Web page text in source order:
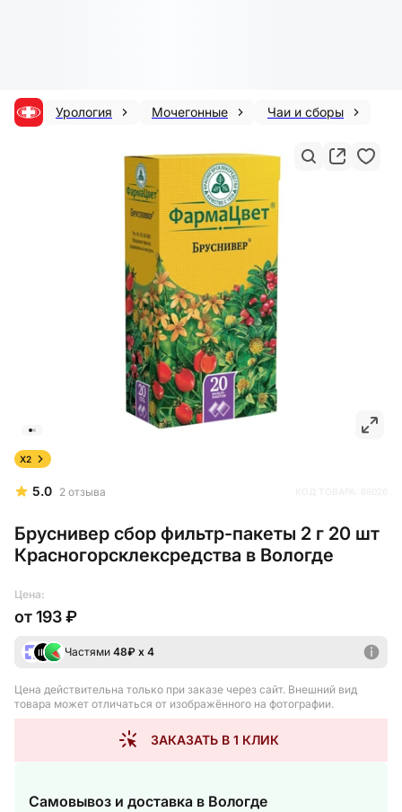
Урология Мочегонные Чаи и сборы
5.0 2 отзыва
Бруснивер сбор фильтр-пакеты 2 г 20 шт
Красногорсклексредства в Вологде
X2
Цена:
от193 ₽
Частями 48₽ х 4
Цена действительна только при заказе через сайт. Внешний вид
товара может отличаться от изображённого на фотографии.
ЗАКАЗАТЬ В 1 КЛИК
Самовывоз и доставка в Вологде